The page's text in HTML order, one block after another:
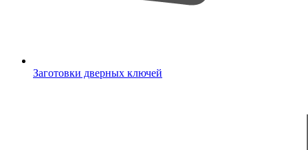
Заготовки дверных ключей